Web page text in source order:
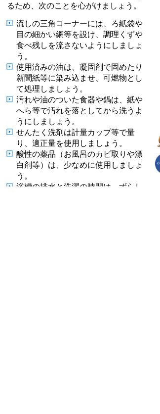
るため、次のことを心がけましょう。
流しの三角コーナーには、ろ紙袋や
目の細かい網等を設け、調理くずや
食べ残しを流さないようにしましょ
う。
使用済みの油は、凝固剤で固めたり
新聞紙等に染み込ませ、可燃物とし
て処理しましょう。
汚れや油のついた食器や鍋は、紙や
へら等で汚れを落としてから洗うよ
うにしましょう。
せんたく洗剤は計量カップ等で量
り、適正量を使用しましょう。
酸性の薬品（お風呂のカビ取りや漂
白剤等）は、少なめに使用しましょ
う。
浴槽の排水と洗濯の時間は、ずらし